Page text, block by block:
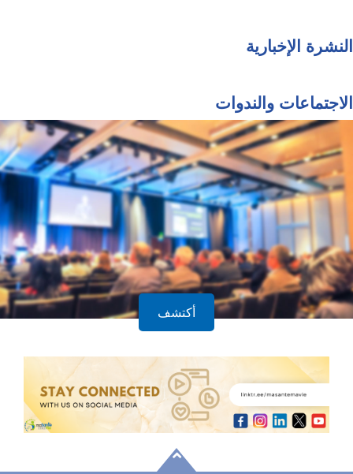
النشرة الإخبارية
الاجتماعات والندوات
أكتشف